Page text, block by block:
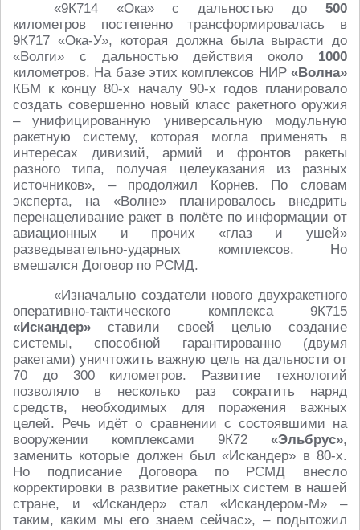
«9К714 «Ока» с дальностью до 500
километров постепенно трансформировалась в
9К717 «Ока-У», которая должна была вырасти до
«Волги» с дальностью действия около 1000
километров. На базе этих комплексов НИР «Волна»
КБМ к концу 80-х началу 90-х годов планировало
создать совершенно новый класс ракетного оружия
– унифицированную универсальную модульную
ракетную систему, которая могла применять в
интересах дивизий, армий и фронтов ракеты
разного типа, получая целеуказания из разных
источников», – продолжил Корнев. По словам
эксперта, на «Волне» планировалось внедрить
перенацеливание ракет в полёте по информации от
авиационных и прочих «глаз и ушей»
разведывательно-ударных комплексов. Но
вмешался Договор по РСМД.
«Изначально создатели нового двухракетного
оперативно-тактического комплекса 9К715
«Искандер» ставили своей целью создание
системы, способной гарантированно (двумя
ракетами) уничтожить важную цель на дальности от
70 до 300 километров. Развитие технологий
позволяло в несколько раз сократить наряд
средств, необходимых для поражения важных
целей. Речь идёт о сравнении с состоявшими на
вооружении комплексами 9К72 «Эльбрус»,
заменить которые должен был «Искандер» в 80-х.
Но подписание Договора по РСМД внесло
корректировки в развитие ракетных систем в нашей
стране, и «Искандер» стал «Искандером-М» –
таким, каким мы его знаем сейчас», – подытожил